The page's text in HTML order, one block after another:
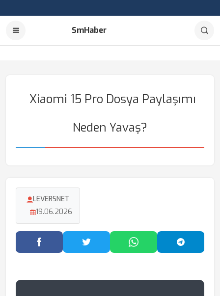
SmHaber
Xiaomi 15 Pro Dosya Paylaşımı
Neden Yavaş?
LEVERSNET
19.06.2026
Facebook'ta PaylaşTwitter'da PaylaşWhatsApp'ta Paylaş